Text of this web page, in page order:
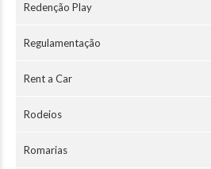
Redenção Play
Regulamentação
Rent a Car
Rodeios
Romarias